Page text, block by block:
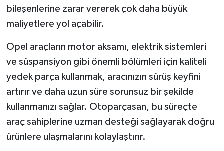
bileşenlerine zarar vererek çok daha büyük
maliyetlere yol açabilir.
Opel araçların motor aksamı, elektrik sistemleri
ve süspansiyon gibi önemli bölümleri için kaliteli
yedek parça kullanmak, aracınızın sürüş keyfini
artırır ve daha uzun süre sorunsuz bir şekilde
kullanmanızı sağlar. Otoparçasan, bu süreçte
araç sahiplerine uzman desteği sağlayarak doğru
ürünlere ulaşmalarını kolaylaştırır.